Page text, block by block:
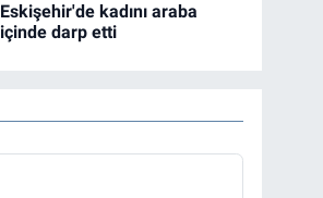
Eskişehir'de kadını araba
içinde darp etti